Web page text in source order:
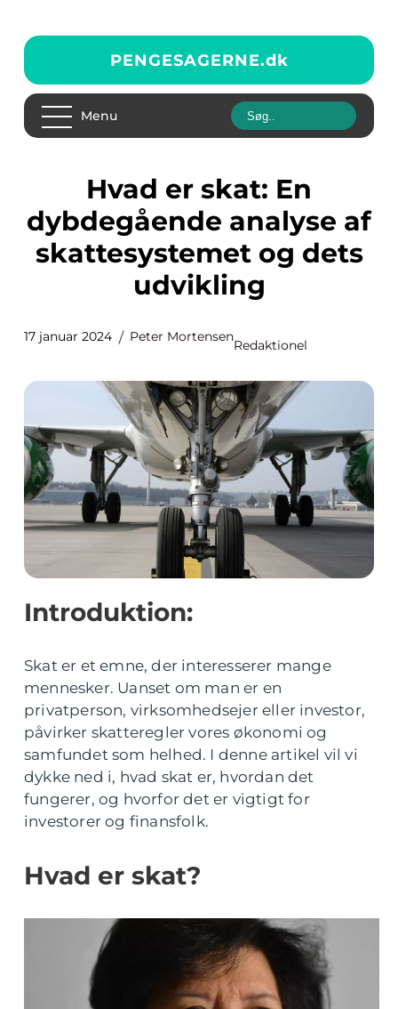
PENGESAGERNE.dk
Menu
Hvad er skat: En
dybdegående analyse af
skattesystemet og dets
udvikling
17 januar 2024 Peter Mortensen
Redaktionel
Introduktion:
Skat er et emne, der interesserer mange
mennesker. Uanset om man er en
privatperson, virksomhedsejer eller investor,
påvirker skatteregler vores økonomi og
samfundet som helhed. I denne artikel vil vi
dykke ned i, hvad skat er, hvordan det
fungerer, og hvorfor det er vigtigt for
investorer og finansfolk.
Hvad er skat?